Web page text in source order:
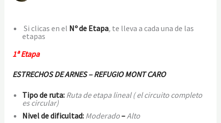
Si clicas en el Nº de Etapa, te lleva a cada una de las
etapas
1ª Etapa
ESTRECHOS DE ARNES – REFUGIO MONT CARO
Tipo de ruta: Ruta de etapa lineal ( el circuito completo
es circular)
Nivel de dificultad: Moderado–Alto